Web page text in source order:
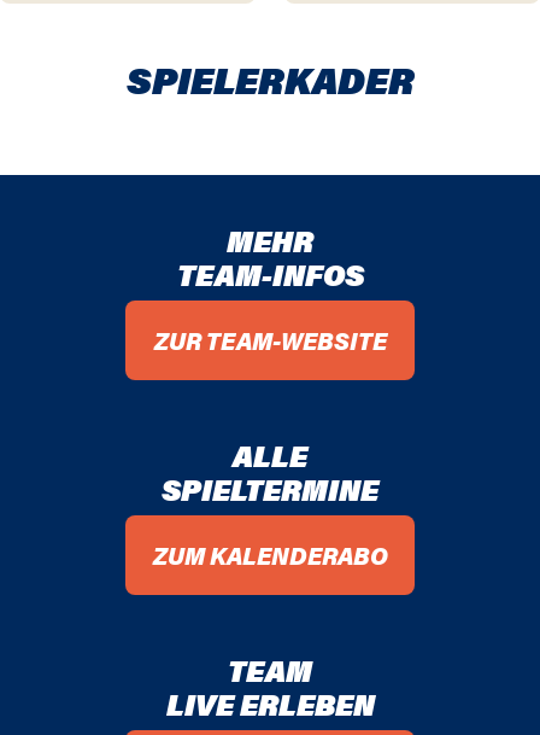
SPIELER­KADER
MEHR
TEAM-INFOS
ZUR TEAM-WEBSITE
ALLE
SPIELTERMINE
ZUM KALENDERABO
TEAM
LIVE ERLEBEN